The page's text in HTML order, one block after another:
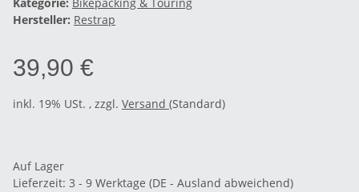
Hersteller: Restrap
39,90 €
inkl. 19% USt. , zzgl. Versand (Standard)
Auf Lager
Lieferzeit: 3 - 9 Werktage (DE - Ausland abweichend)